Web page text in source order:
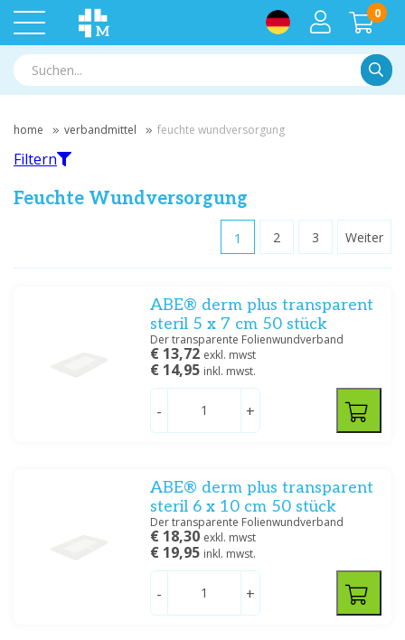
0
home verbandmittel feuchte wundversorgung
Nach Marke filtern
Meditrade
Abmessungen
Filtern
Feuchte Wundversorgung
1 2 3 Weiter
ABE® derm plus transparent
steril 5 x 7 cm 50 stück
Der transparente Folienwundverband
€ 13,72 exkl. mwst
€ 14,95 inkl. mwst.
- +
ABE® derm plus transparent
steril 6 x 10 cm 50 stück
Der transparente Folienwundverband
€ 18,30 exkl. mwst
€ 19,95 inkl. mwst.
- +